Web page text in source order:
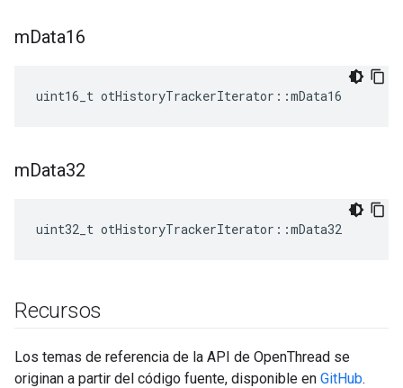
mData16
uint16_t otHistoryTrackerIterator ::mData16
mData32
uint32_t otHistoryTrackerIterator ::mData32
Recursos
Los temas de referencia de la API de OpenThread se
originan a partir del código fuente, disponible en GitHub.